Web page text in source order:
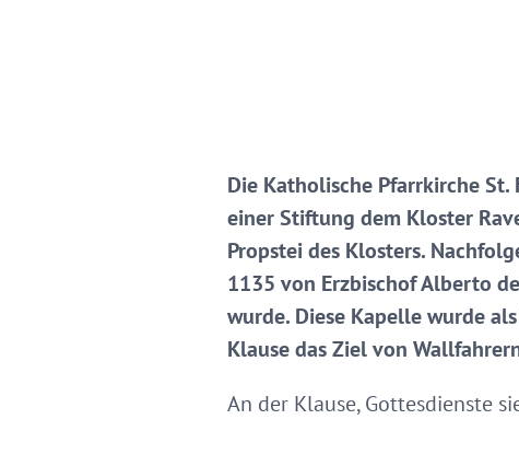
Die Katholische Pfarrkirche St.
einer Stiftung dem Kloster
Propstei des Klosters.
1135 von Erzbischof Alberto
wurde. Diese Kapelle wurde
Klause das Ziel von
An der Klause, Gottesdienste